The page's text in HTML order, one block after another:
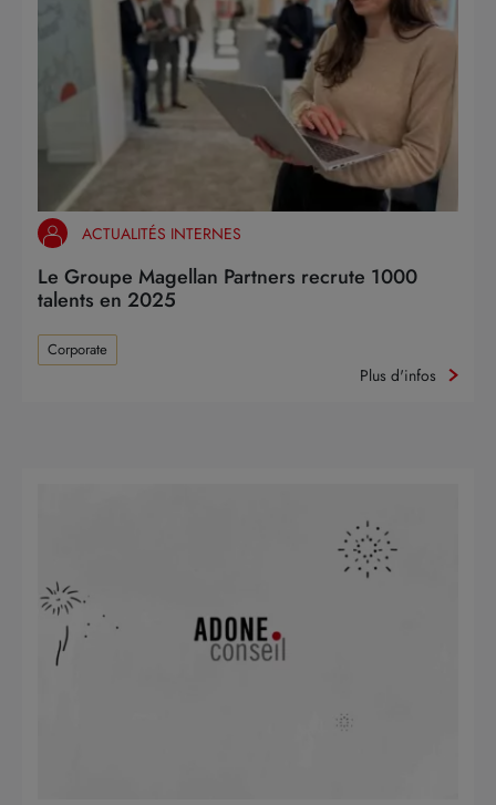
ACTUALITÉS INTERNES
Le Groupe Magellan Partners recrute 1000
talents en 2025
Corporate
Plus d'infos